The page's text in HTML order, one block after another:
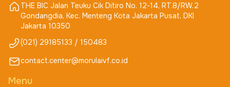
THE BIC Jalan Teuku Cik Ditiro No. 12-14, RT.8/RW.2
Gondangdia, Kec. Menteng Kota Jakarta Pusat, DKI
Jakarta 10350
(021) 29185133 / 150483
contact.center@morulaivf.co.id
Menu